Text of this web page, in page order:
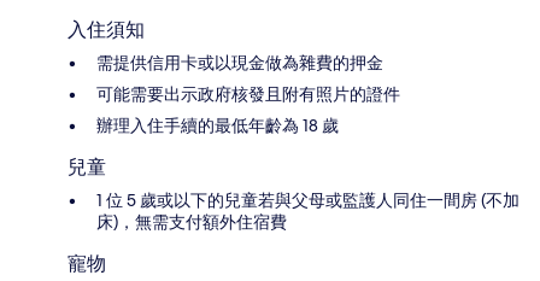
入住須知
需提供信用卡或以現金做為雜費的押金
可能需要出示政府核發且附有照片的證件
辦理入住手續的最低年齡為 18 歲
兒童
1 位 5 歲或以下的兒童若與父母或監護人同住一間房 (不加
床)，無需支付額外住宿費
寵物